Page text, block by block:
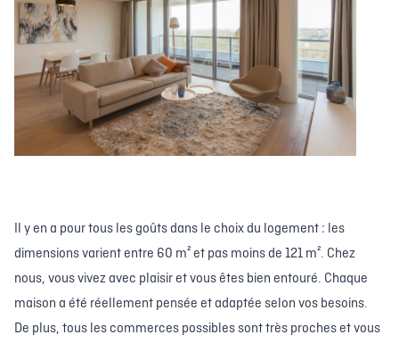
Il y en a pour tous les goûts dans le choix du logement : les
dimensions varient entre 60 m² et pas moins de 121 m². Chez
nous, vous vivez avec plaisir et vous êtes bien entouré. Chaque
maison a été réellement pensée et adaptée selon vos besoins.
De plus, tous les commerces possibles sont très proches et vous